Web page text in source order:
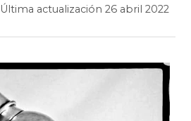
Última actualización26 abril 2022